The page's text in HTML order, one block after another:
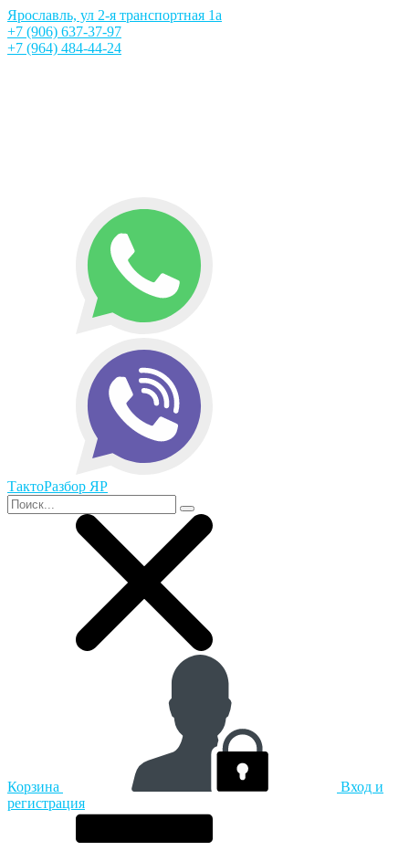
Ярославль, ул 2-я транспортная 1а
+7 (906) 637-37-97
+7 (964) 484-44-24
ТактоРазбор ЯР
Корзина
Вход и
регистрация